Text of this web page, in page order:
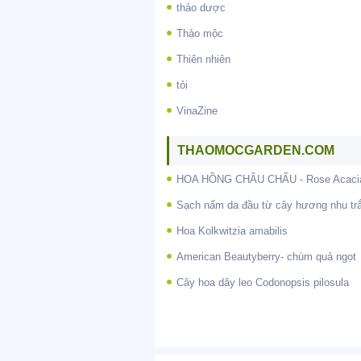
thảo dược
Thảo mộc
Thiên nhiên
tỏi
VinaZine
THAOMOCGARDEN.COM
HOA HỒNG CHÂU CHẤU - Rose
Sạch nấm da đầu từ cây hương nhu
Hoa Kolkwitzia amabilis
American Beautyberry- chùm quả ngọt
Cây hoa dây leo Codonopsis pilosula